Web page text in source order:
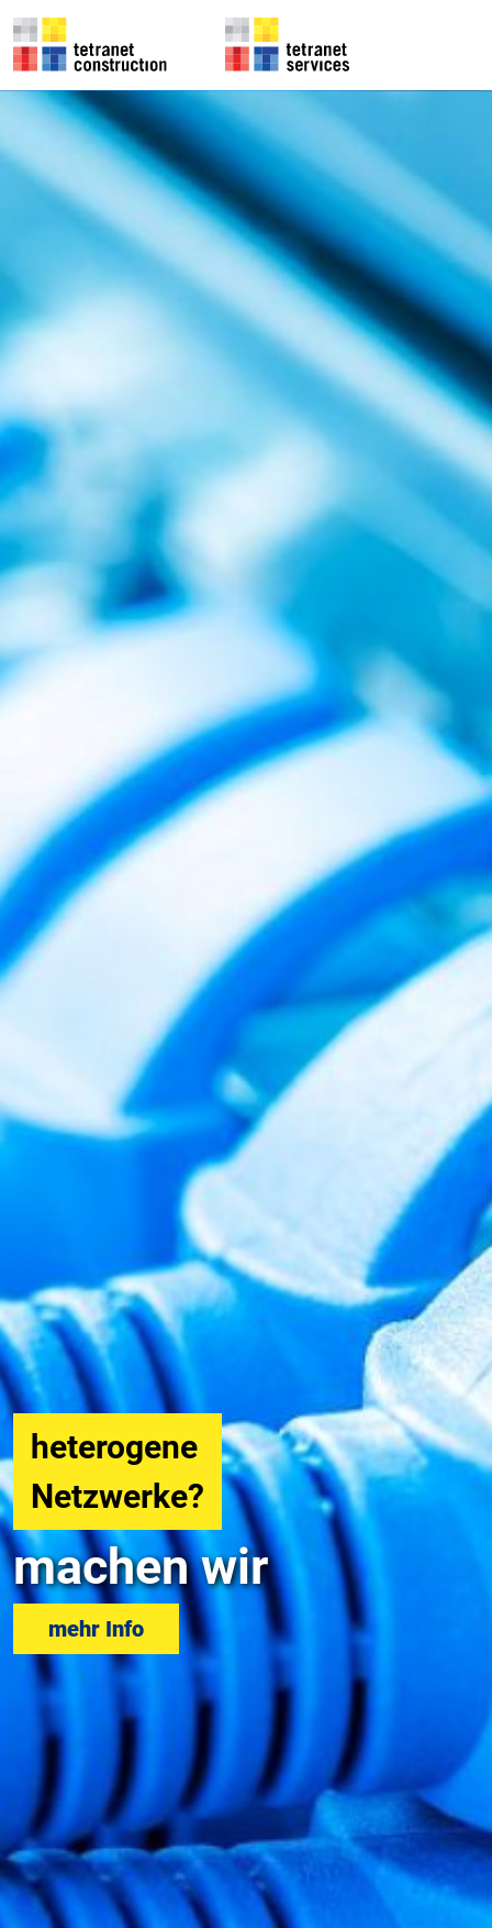
24/7
persönlicher
Support?
machen wir
mehr Info